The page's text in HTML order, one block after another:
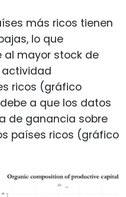
más ricos tienen
lo que
al mayor stock de
ricos (gráfico
a que los datos
de ganancia sobre
países ricos (gráfico